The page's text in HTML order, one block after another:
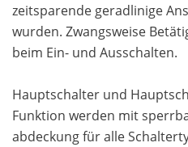
zeitsparende geradlinige
wurden. Zwangsweise
beim Ein- und Ausschalten.
Hauptschalter und
Funktion werden mit
abdeckung für alle